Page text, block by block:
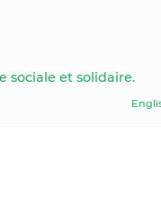
sociale et solidaire.